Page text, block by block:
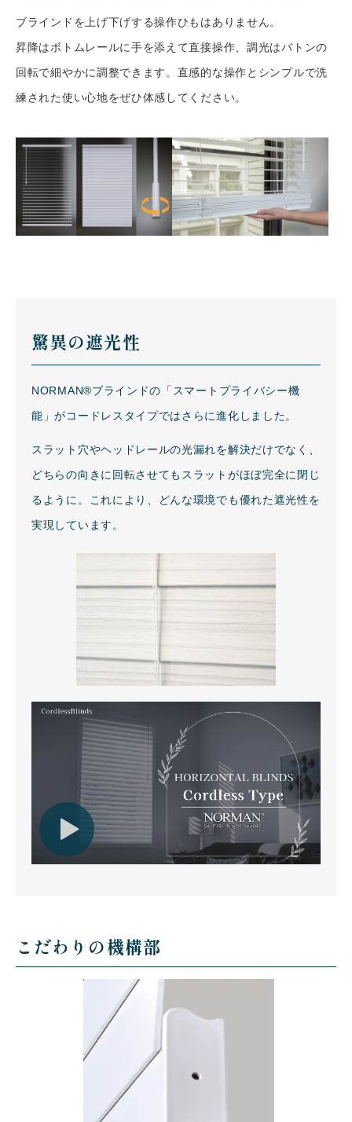
ブラインドを上げ下げする操作ひもはありません。
昇降はボトムレールに手を添えて直接操作、調光はバトンの
回転で細やかに調整できます。直感的な操作とシンプルで洗
練された使い心地をぜひ体感してください。
驚異の遮光性
NORMAN®ブラインドの「スマートプライバシー機
能」がコードレスタイプではさらに進化しました。
スラット穴やヘッドレールの光漏れを解決だけでなく、
どちらの向きに回転させてもスラットがほぼ完全に閉じ
るように。これにより、どんな環境でも優れた遮光性を
実現しています。
こだわりの機構部